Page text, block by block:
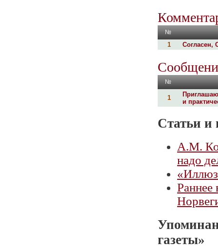
№
1 Согласен,
№
1
и
Статьи и
А.М.
надо
Раннее
газеты»